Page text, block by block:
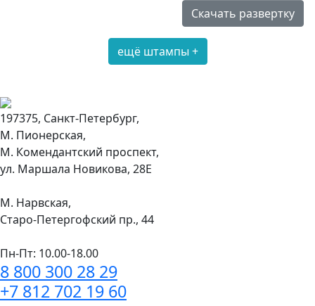
Скачать развертку
ещё штампы +
197375, Санкт-Петербург,
М. Пионерская,
М. Комендантский проспект,
ул. Маршала Новикова, 28Е
М. Нарвская,
Старо-Петергофский пр., 44
Пн-Пт: 10.00-18.00
8 800 300 28 29
+7 812 702 19 60